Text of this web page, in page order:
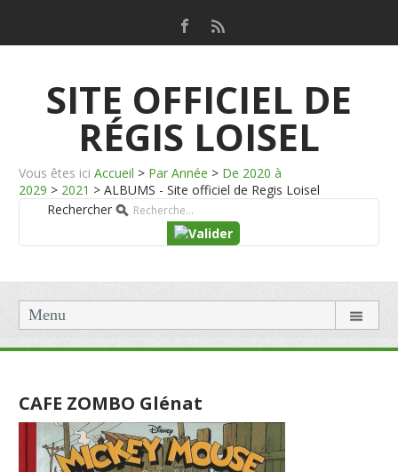
SITE OFFICIEL DE
RÉGIS LOISEL
Vous êtes ici Accueil > Par Année > De 2020 à
2029 > 2021 > ALBUMS - Site officiel de Regis Loisel
Rechercher
Menu
CAFE ZOMBO Glénat